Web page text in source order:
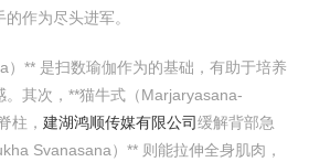
作为尽头进军。
）** 是扫数瑜伽作为的基础，有助于培养
。其次，**猫牛式（Marjaryasana-
柱， 建湖鸿顺传媒有限公司缓解背部急
Svanasana）** 则能拉伸全身肌肉，